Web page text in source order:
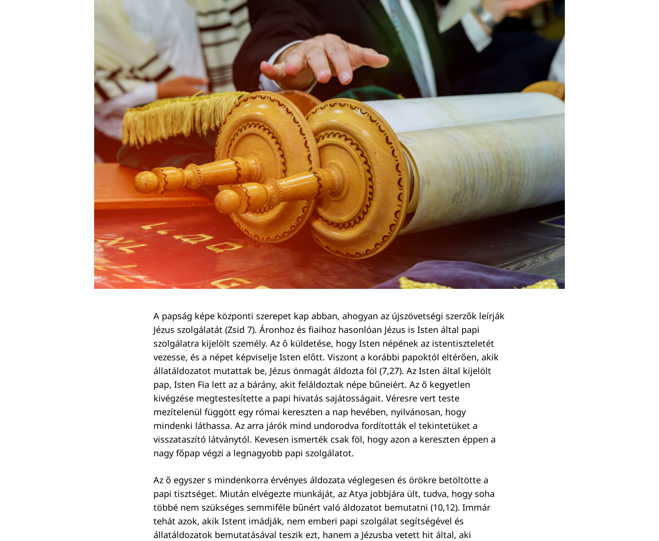
A papság képe központi szerepet kap abban, ahogyan az újszövetségi szerzők leírják
Jézus szolgálatát (Zsid 7). Áronhoz és fiaihoz hasonlóan Jézus is Isten által papi
szolgálatra kijelölt személy. Az ő küldetése, hogy Isten népének az istentiszteletét
vezesse, és a népet képviselje Isten előtt. Viszont a korábbi papoktól eltérően, akik
állatáldozatot mutattak be, Jézus önmagát áldozta föl (7,27). Az Isten által kijelölt
pap, Isten Fia lett az a bárány, akit feláldoztak népe bűneiért. Az ő kegyetlen
kivégzése megtestesítette a papi hivatás sajátosságait. Véresre vert teste
mezítelenül függött egy római kereszten a nap hevében, nyilvánosan, hogy
mindenki láthassa. Az arra járók mind undorodva fordították el tekintetüket a
visszataszító látványtól. Kevesen ismerték csak föl, hogy azon a kereszten éppen a
nagy főpap végzi a legnagyobb papi szolgálatot.
Az ő egyszer s mindenkorra érvényes áldozata véglegesen és örökre betöltötte a
papi tisztséget. Miután elvégezte munkáját, az Atya jobbjára ült, tudva, hogy soha
többé nem szükséges semmiféle bűnért való áldozatot bemutatni (10,12). Immár
tehát azok, akik Istent imádják, nem emberi papi szolgálat segítségével és
állatáldozatok bemutatásával teszik ezt, hanem a Jézusba vetett hit által, aki
Keresés: